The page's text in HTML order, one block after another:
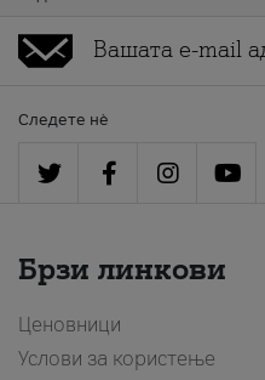
Следете нè
Брзи линкови
Ценовници
Услови за користење